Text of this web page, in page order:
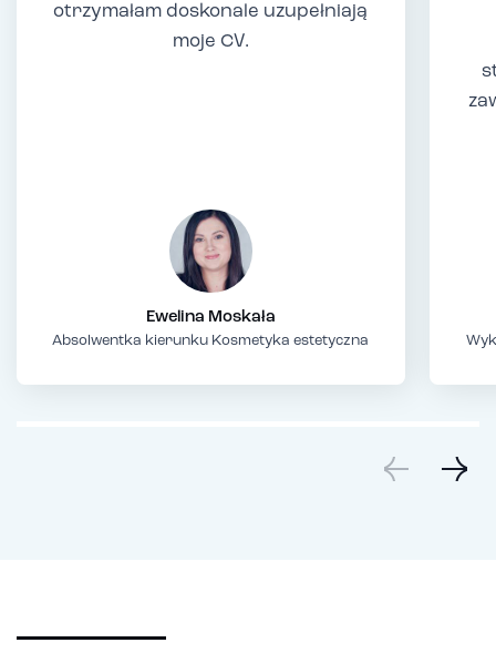
otrzymałam doskonale uzupełniają
moje CV.
Ewelina Moskała
Absolwentka kierunku Kosmetyka estetyczna